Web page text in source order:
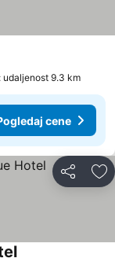
udaljenost 9.3 km
cene
Deli